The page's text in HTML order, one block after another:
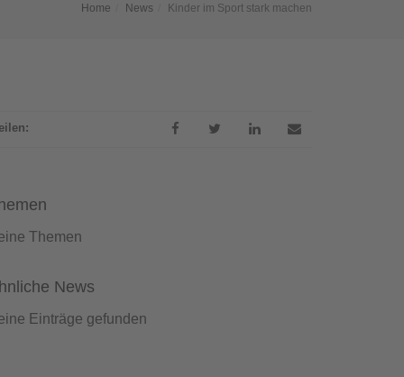
Home News Kinder im Sport stark machen
Themen
News
Einträge gefunden